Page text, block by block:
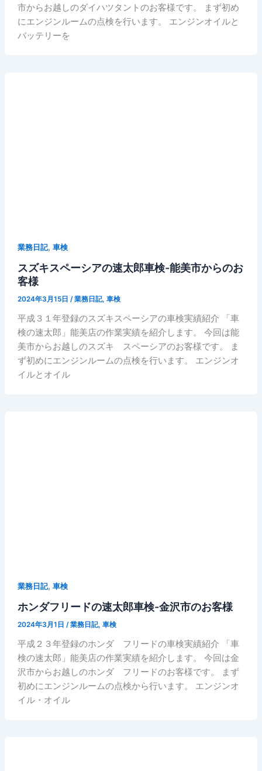
市からお越しのダイハツタントのお客様です。 まず初め
にエンジンルームの点検を行います。 エンジンオイルと
バッテリーを
業務日記, 車検
スズキスペーシアの速太郎車検-能美市からのお
客様
2024年3月15日 /業務日記, 車検
平成３１年登録のスズキスペーシアの車検実績紹介 「車
検の速太郎」能美店の作業実績を紹介します。 今回は能
美市からお越しのスズキ スペーシアのお客様です。 ま
ず初めにエンジンルームの点検を行います。 エンジンオ
イルとオイル
業務日記, 車検
ホンダフリードの速太郎車検-金沢市のお客様
2024年3月1日 /業務日記, 車検
平成２３年登録のホンダ フリードの車検実績紹介 「車
検の速太郎」能美店の作業実績を紹介します。 今回は金
沢市からお越しのホンダ フリードのお客様です。 まず
初めにエンジンルームの点検から行います。 エンジンオ
イル・オイル